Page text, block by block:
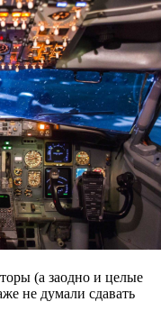
(а заодно и целые
не думали сдавать